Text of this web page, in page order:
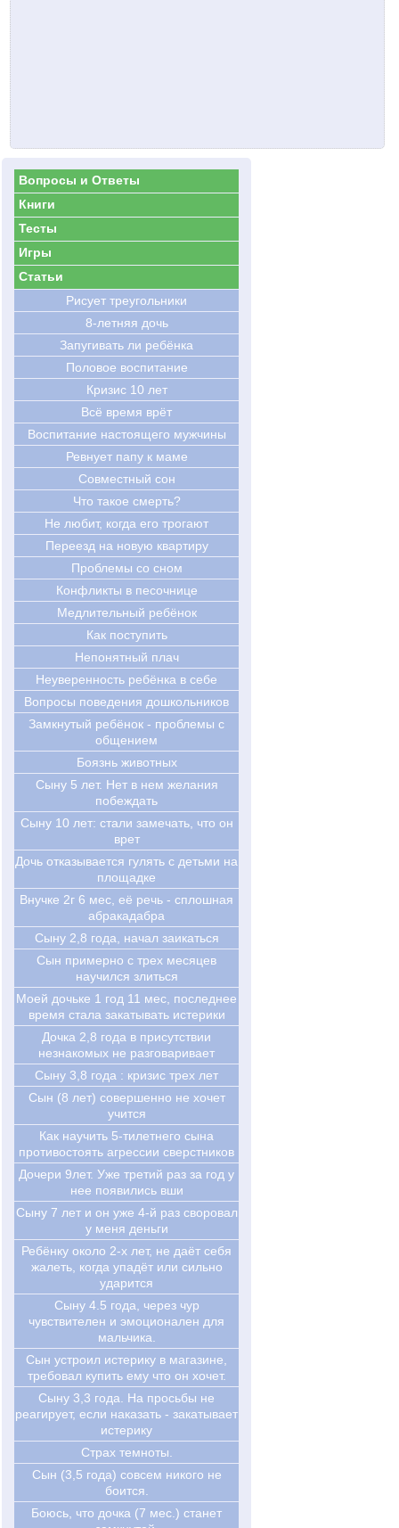
Вопросы и Ответы
Книги
Тесты
Игры
Статьи
Рисует треугольники
8-летняя дочь
Запугивать ли ребёнка
Половое воспитание
Кризис 10 лет
Всё время врёт
Воспитание настоящего мужчины
Ревнует папу к маме
Совместный сон
Что такое смерть?
Не любит, когда его трогают
Переезд на новую квартиру
Проблемы со сном
Конфликты в песочнице
Медлительный ребёнок
Как поступить
Непонятный плач
Неуверенность ребёнка в себе
Вопросы поведения дошкольников
Замкнутый ребёнок - проблемы с
общением
Боязнь животных
Сыну 5 лет. Нет в нем желания
побеждать
Cыну 10 лет: стали замечать, что он
врет
Дочь отказывается гулять с детьми на
площадке
Внучке 2г 6 мес, её речь - сплошная
абракадабра
Сыну 2,8 года, начал заикаться
Сын примерно с трех месяцев
научился злиться
Моей дочьке 1 год 11 мес, последнее
время стала закатывать истерики
Дочка 2,8 года в присутствии
незнакомых не разговаривает
Сыну 3,8 года : кризис трех лет
Cын (8 лет) совершенно не хочет
учится
Как научить 5-тилетнего сына
противостоять агрессии сверстников
Дочери 9лет. Уже третий раз за год у
нее появились вши
Сыну 7 лет и он уже 4-й раз своровал
у меня деньги
Ребёнку около 2-х лет, не даёт себя
жалеть, когда упадёт или сильно
ударится
Сыну 4.5 года, через чур
чувствителен и эмоционален для
мальчика.
Сын устроил истерику в магазине,
требовал купить ему что он хочет.
Сыну 3,3 года. На просьбы не
реагирует, если наказать - закатывает
истерику
Страх темноты.
Сын (3,5 года) совсем никого не
боится.
Боюсь, что дочка (7 мес.) станет